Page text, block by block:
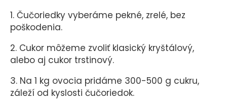
1. Čučoriedky vyberáme pekné, zrelé, bez
poškodenia.
2. Cukor môžeme zvoliť klasický kryštálový,
alebo aj cukor trstinový.
3. Na 1 kg ovocia pridáme 300-500 g cukru,
záleží od kyslosti čučoriedok.